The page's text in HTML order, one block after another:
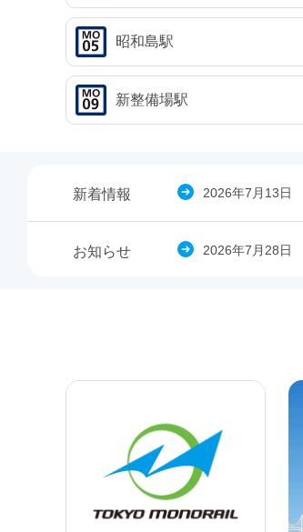
昭和島駅
新整備場駅
新着情報 2026年7月13日
お知らせ 2026年7月28日